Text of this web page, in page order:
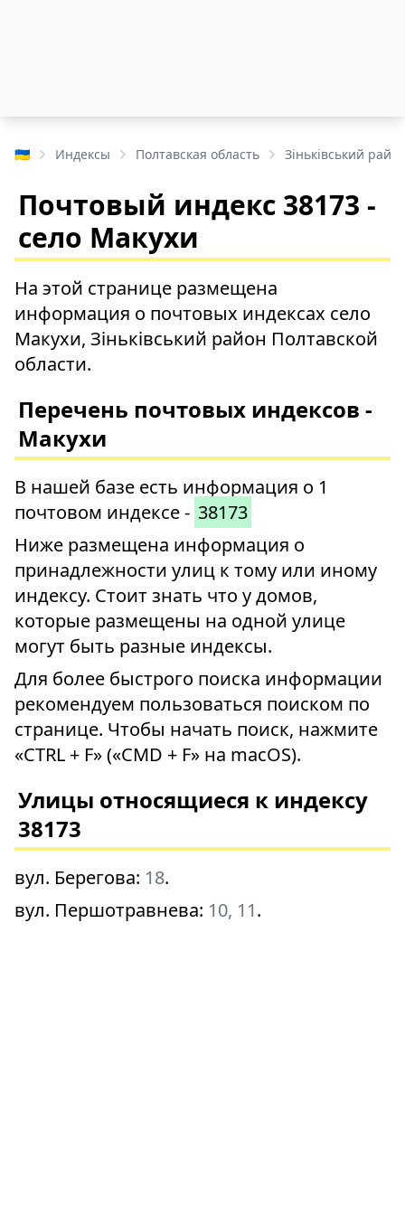
🇺🇦 Индексы Полтавская область Зіньківський
Почтовый индекс 38173 -
село Макухи
На этой странице размещена
информация о почтовых индексах село
Макухи, Зіньківський район Полтавской
области.
Перечень почтовых индексов -
Макухи
В нашей базе есть информация о 1
почтовом индексе - 38173
Ниже размещена информация о
принадлежности улиц к тому или иному
индексу. Стоит знать что у домов,
которые размещены на одной улице
могут быть разные индексы.
Для более быстрого поиска информации
рекомендуем пользоваться поиском по
странице. Чтобы начать поиск, нажмите
«CTRL + F» («CMD + F» на macOS).
Улицы относящиеся к индексу
38173
вул. Берегова: 18.
вул. Першотравнева: 10, 11.